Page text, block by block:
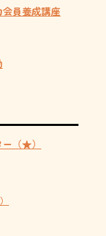
員養成講座
（★）